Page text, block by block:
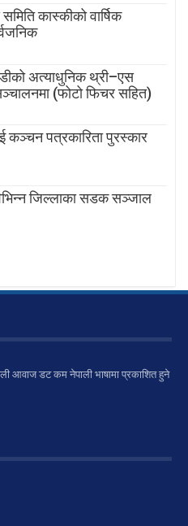
कास्कीको वार्षिक
अत्याधुनिक थ्री–एस
(फोटो फिचर सहित)
कञ्चन पत्रकारिता पुरस्कार
जिल्लाका सडक सञ्जाल
आवाज डट कम नेपाली भाषामा प्रकाशित हुने